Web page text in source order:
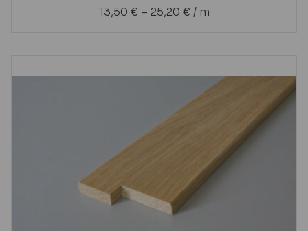
13,50 € – 25,20 € / m